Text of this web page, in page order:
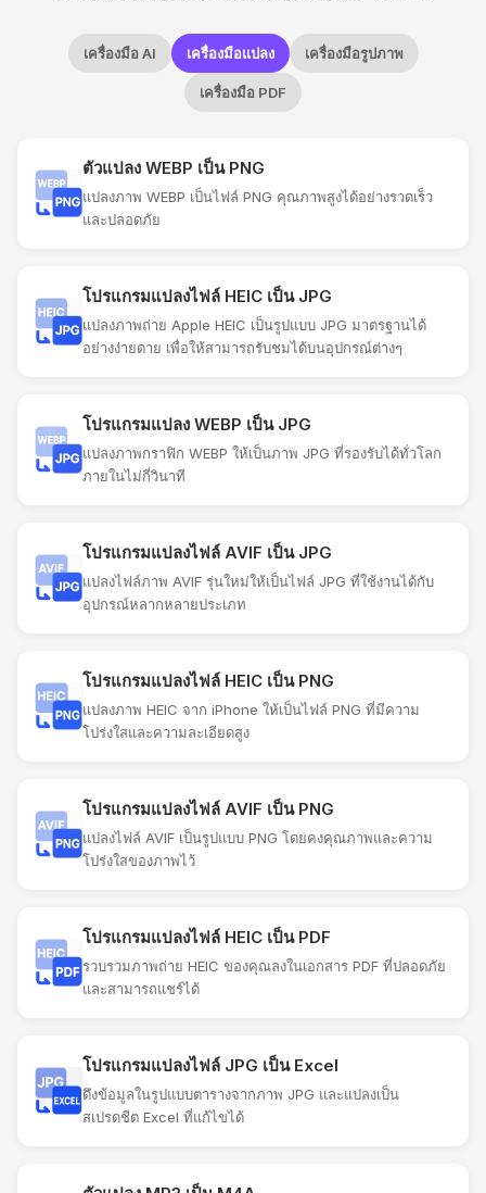
เครื่องมือ AI เครื่องมือแปลง เครื่องมือรูปภาพ
เครื่องมือ PDF
ตัวแปลง WEBP เป็น PNG
แปลงภาพ WEBP เป็นไฟล์ PNG คุณภาพสูงได้อย่างรวดเร็ว
และปลอดภัย
โปรแกรมแปลงไฟล์ HEIC เป็น JPG
แปลงภาพถ่าย Apple HEIC เป็นรูปแบบ JPG มาตรฐานได้
อย่างง่ายดาย เพื่อให้สามารถรับชมได้บนอุปกรณ์ต่างๆ
โปรแกรมแปลง WEBP เป็น JPG
แปลงภาพกราฟิก WEBP ให้เป็นภาพ JPG ที่รองรับได้ทั่วโลก
ภายในไม่กี่วินาที
โปรแกรมแปลงไฟล์ AVIF เป็น JPG
แปลงไฟล์ภาพ AVIF รุ่นใหม่ให้เป็นไฟล์ JPG ที่ใช้งานได้กับ
อุปกรณ์หลากหลายประเภท
โปรแกรมแปลงไฟล์ HEIC เป็น PNG
แปลงภาพ HEIC จาก iPhone ให้เป็นไฟล์ PNG ที่มีความ
โปร่งใสและความละเอียดสูง
โปรแกรมแปลงไฟล์ AVIF เป็น PNG
แปลงไฟล์ AVIF เป็นรูปแบบ PNG โดยคงคุณภาพและความ
โปร่งใสของภาพไว้
โปรแกรมแปลงไฟล์ HEIC เป็น PDF
รวบรวมภาพถ่าย HEIC ของคุณลงในเอกสาร PDF ที่ปลอดภัย
และสามารถแชร์ได้
โปรแกรมแปลงไฟล์ JPG เป็น Excel
ดึงข้อมูลในรูปแบบตารางจากภาพ JPG และแปลงเป็น
สเปรดชีต Excel ที่แก้ไขได้